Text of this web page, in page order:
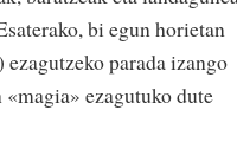
bi egun horietan
parada izango
ezagutuko dute